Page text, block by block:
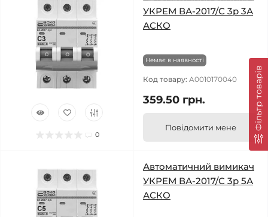
Фільтр товарів
0
УКРЕМ ВА-2017/С 3р 3А
АСКО
Немає в наявності
Код товару: A0010170040
359.50 грн.
Повідомити мене
Автоматичний вимикач
УКРЕМ ВА-2017/С 3р 5А
АСКО